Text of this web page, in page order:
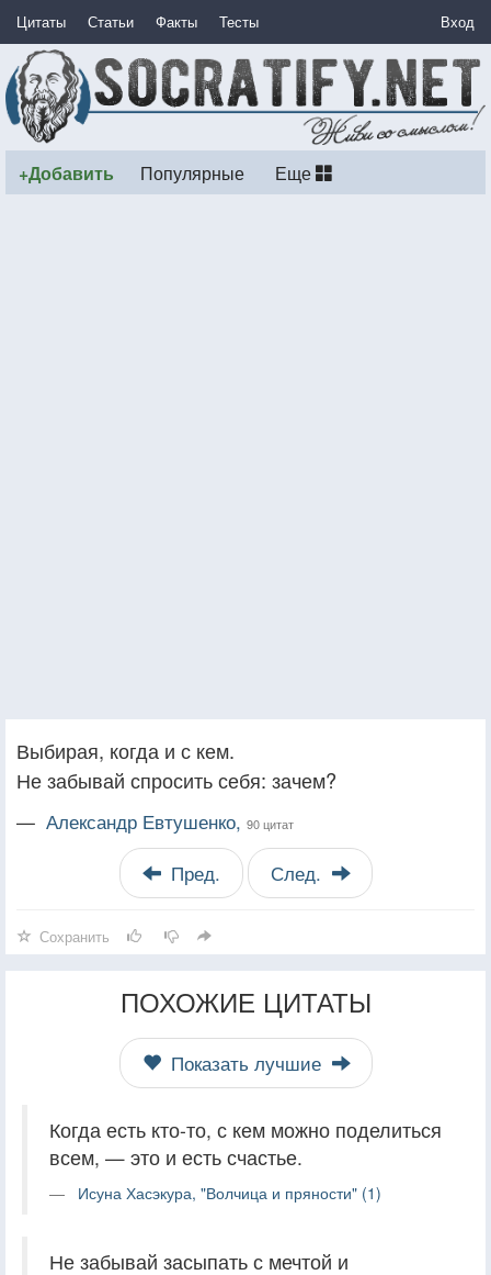
Цитаты Статьи Факты Тесты Вход
+Добавить Популярные Еще
Выбирая, когда и с кем.
Не забывай спросить себя: зачем?
— Александр Евтушенко, 90 цитат
Пред. След.
Сохранить
ПОХОЖИЕ ЦИТАТЫ
Показать лучшие
Когда есть кто-то, с кем можно поделиться
всем, — это и есть счастье.
Исуна Хасэкура, "Волчица и пряности" (1)
Не забывай засыпать с мечтой и